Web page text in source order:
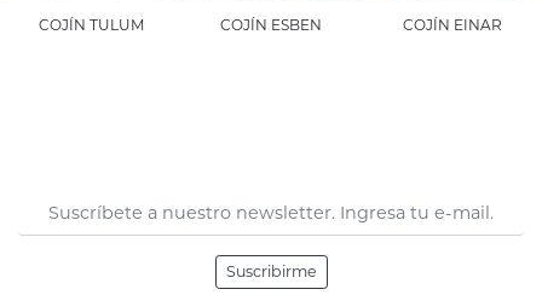
COJÍN TULUM COJÍN ESBEN COJÍN EINAR
Suscribirme